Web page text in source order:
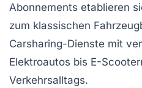
Abonnements etablieren
zum klassischen
Carsharing-Dienste mit
Elektroautos bis E-
Verkehrsalltags.